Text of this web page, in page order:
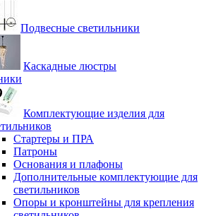
Подвесные светильники
Каскадные люстры
Комплектующие изделия для
Стартеры и ПРА
Патроны
Основания и плафоны
Дополнительные комплектующие для
светильников
Опоры и кронштейны для крепления